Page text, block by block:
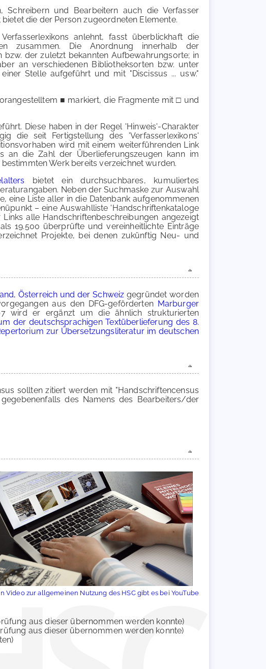
Schreibern und Bearbeitern auch die Verfasser
die der Person zugeordneten Elemente.
anlehnt, fasst überblickhaft die
zusammen. Die Anordnung innerhalb der
der zuletzt bekannten Aufbewahrungsorte; in
an verschiedenen Bibliotheksorten bzw. unter
Stelle aufgeführt und mit "Discissus ... usw."
■ markiert, die Fragmente mit □ und
Diese haben in der Regel 'Hinweis'-Charakter
die seit Fertigstellung des 'Verfasserlexikons'
wird mit einem weiterführenden Link
an die Zahl der Überlieferungszeugen kann im
Werk bereits verzeichnet wurden.
bietet ein durchsuchbares, kumuliertes
Neben der Suchmaske zur Auswahl
eine Liste aller in die Datenbank aufgenommenen
– eine Auswahlliste 'Handschriftenkataloge
alle Handschriftenbeschreibungen angezeigt
19.500 überprüfte und vereinheitlichte Einträge
Projekte, bei denen zukünftig Neu- und
Österreich und der Schweiz gegründet worden
aus den DFG-geförderten Marburger
wird er ergänzt um die ähnlich strukturierten
der deutschsprachigen Textüberlieferung des 8.
zur Übersetzungsliteratur im deutschen
sollten zitiert werden mit "Handschriftencensus
des Namens des Bearbeiters/der
Video zur allgemeinen Nutzung des HSC gibt es bei YouTube
aus dieser übernommen werden konnte)
aus dieser übernommen werden konnte)